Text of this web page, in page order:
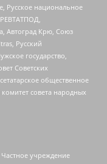
Русское национальное
Автоград Крю, Союз
Русский
государство,
Советских
общественное
совета народных
Общество с ограниченной ответственностью "Апрельские тезисы", Данилович Ирина Брониславовна, Кашин Олег Владимирович, Петров Николай Владимирович, Пивоваров Алексей Владимирович, Соколов Михаил Владимирович, Цветкова Юлия Владимировна, Чичваркин Евгений Александрович, Комитет против пыток/Команда против пыток, Общество с ограниченной ответственностью "Первый научный", Общество с ограниченной ответственностью "Вертолет и ко", Белоцерковская Вероника Борисовна, Кац Максим Евгеньевич, Лазарева Татьяна Юрьевна, Шаведдинов Руслан Табризович, Яшин Илья Валерьевич, Общество с ограниченной ответственностью "Иноагент ААВ", Алешковский Дмитрий Петрович, Альбац Евгения Марковна, Быков Дмитрий Львович, Галямина Юлия Евгеньевна, Лойко Сергей Леонидович, Мартынов Кирилл Константинович, Медведев Сергей Александрович, Крашенинников Федор Геннадиевич, Гордеева Катерина Вл